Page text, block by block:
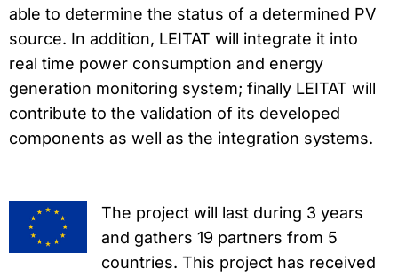
able to determine the status of a determined PV
source. In addition, LEITAT will integrate it into
real time power consumption and energy
generation monitoring system; finally LEITAT will
contribute to the validation of its developed
components as well as the integration systems.
The project will last during 3 years
and gathers 19 partners from 5
countries. This project has received